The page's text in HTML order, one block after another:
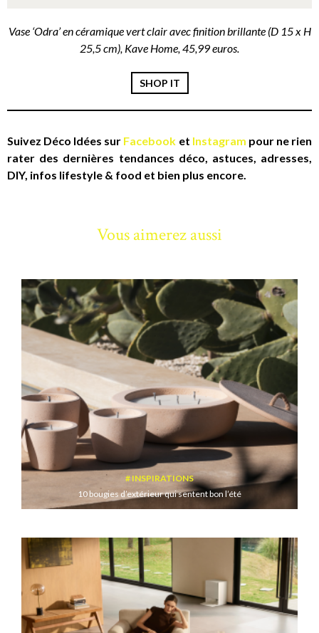
Vase ‘Odra’ en céramique vert clair avec finition brillante (D 15 x H
25,5 cm), Kave Home, 45,99 euros.
SHOP IT
Suivez Déco Idées sur Facebook et Instagram pour ne rien
rater des dernières tendances déco, astuces, adresses,
DIY, infos lifestyle & food et bien plus encore.
Vous aimerez aussi
INSPIRATIONS
10 bougies d’extérieur qui sentent bon l’été